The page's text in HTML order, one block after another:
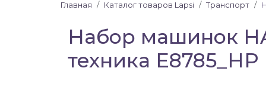
Главная Каталог товаров Lapsi Транспорт
Набор машинок
техника E8785_HP